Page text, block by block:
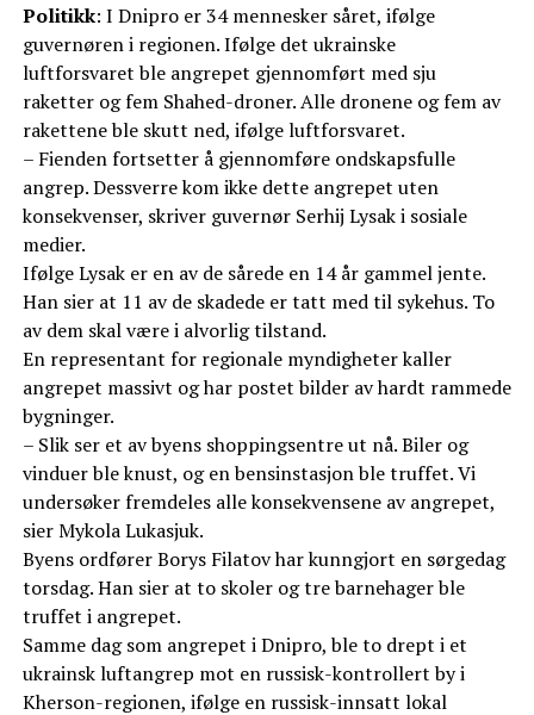
Politikk: I Dnipro er 34 mennesker såret, ifølge
guvernøren i regionen. Ifølge det ukrainske
luftforsvaret ble angrepet gjennomført med sju
raketter og fem Shahed-droner. Alle dronene og fem av
rakettene ble skutt ned, ifølge luftforsvaret.
– Fienden fortsetter å gjennomføre ondskapsfulle
angrep. Dessverre kom ikke dette angrepet uten
konsekvenser, skriver guvernør Serhij Lysak i sosiale
medier.
Ifølge Lysak er en av de sårede en 14 år gammel jente.
Han sier at 11 av de skadede er tatt med til sykehus. To
av dem skal være i alvorlig tilstand.
En representant for regionale myndigheter kaller
angrepet massivt og har postet bilder av hardt rammede
bygninger.
– Slik ser et av byens shoppingsentre ut nå. Biler og
vinduer ble knust, og en bensinstasjon ble truffet. Vi
undersøker fremdeles alle konsekvensene av angrepet,
sier Mykola Lukasjuk.
Byens ordfører Borys Filatov har kunngjort en sørgedag
torsdag. Han sier at to skoler og tre barnehager ble
truffet i angrepet.
Samme dag som angrepet i Dnipro, ble to drept i et
ukrainsk luftangrep mot en russisk-kontrollert by i
Kherson-regionen, ifølge en russisk-innsatt lokal